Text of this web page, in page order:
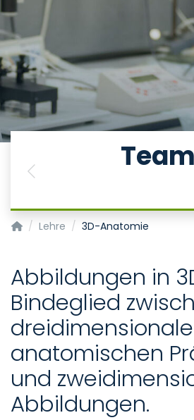
Team
Previous
Institut für Neuroanatomie
Lehre 3D-Anatomie
Abbildungen in
Bindeglied
anatomischen
und
Abbildungen.